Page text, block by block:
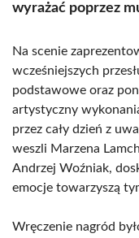
wyrażać poprzez
Na scenie
wcześniejszych
podstawowe oraz
artystyczny
przez cały dzień z
weszli Marzena
Andrzej Woźniak,
emocje towarzyszą
Wręczenie nagród